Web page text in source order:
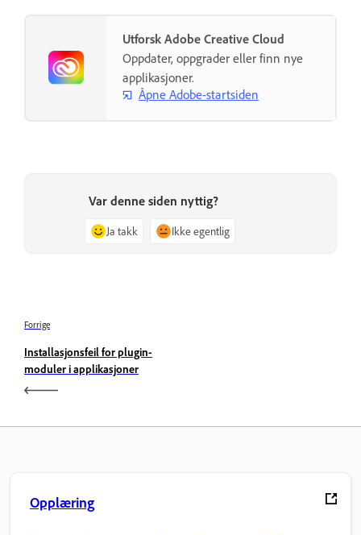
Utforsk Adobe Creative Cloud
Oppdater, oppgrader eller finn nye
applikasjoner.
Åpne Adobe-startsiden
Var denne siden nyttig?
Ja takk Ikke egentlig
Forrige
Installasjonsfeil for plugin-
moduler i applikasjoner
Opplæring